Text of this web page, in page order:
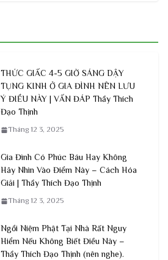
THỨC GIẤC 4-5 GIỜ SÁNG DẬY
TỤNG KINH Ở GIA ĐÌNH NÊN LƯU
Ý ĐIỀU NÀY | VẤN ĐÁP Thầy Thích
Đạo Thịnh
Tháng 12 3, 2025
Gia Đình Có Phúc Báu Hay Không
Hãy Nhìn Vào Điểm Này – Cách Hóa
Giải | Thầy Thích Đạo Thịnh
Tháng 12 3, 2025
Ngồi Niệm Phật Tại Nhà Rất Nguy
Hiểm Nếu Không Biết Điều Này –
Thầy Thích Đạo Thịnh (nên nghe).